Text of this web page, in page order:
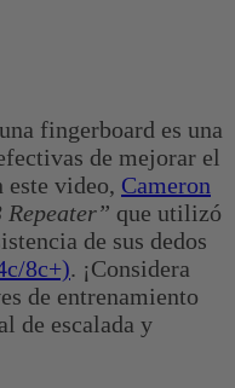
fingerboard es una
de mejorar el
este video, Cameron
Repeater” que utilizó
de sus dedos
8c+). ¡Considera
de entrenamiento
de escalada y